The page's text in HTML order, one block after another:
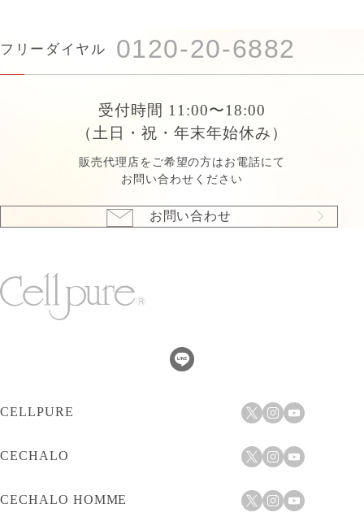
フリーダイヤル 0120-20-6882
受付時間 11:00〜18:00
（土日・祝・年末年始休み）
販売代理店をご希望の方はお電話にて
お問い合わせください
お問い合わせ
CELLPURE
CECHALO
CECHALO HOMME